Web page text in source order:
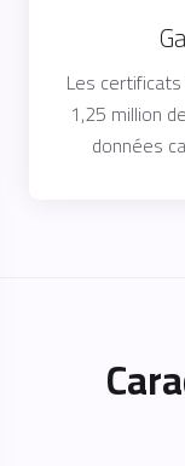
Les
1,25 million
données